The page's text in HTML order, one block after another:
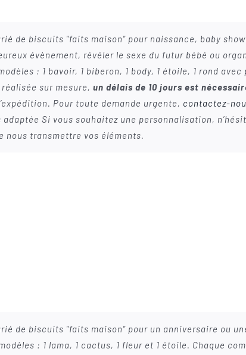
de biscuits "faits maison" pour naissance, baby
évènement, révéler le sexe du futur bébé ou
: 1 bavoir, 1 biberon, 1 body, 1 étoile, 1 rond
sur mesure, un délais de 10 jours est
Pour toute demande urgente, contactez-
Si vous souhaitez une personnalisation,
nous transmettre vos éléments.
de biscuits "faits maison" pour un anniversaire ou
: 1 lama, 1 cactus, 1 fleur et 1 étoile. Chaque